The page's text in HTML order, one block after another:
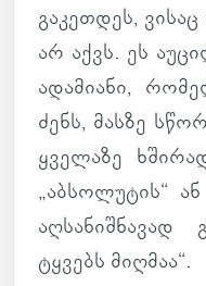
გა­კეთ­დეს,
არ აქვს. ეს
ადა­მი­ანი,
ძენს, მასზე
ყვე­ლაზე
„აბ­სო­ლუ­ტის“
აღ­სა­ნიშ­ნა­ვად
ტყვებს მიღ­მაა“.